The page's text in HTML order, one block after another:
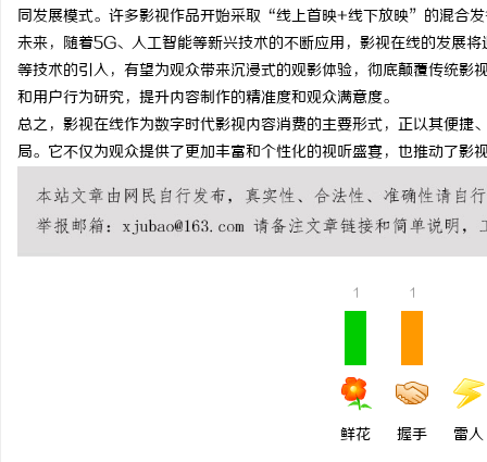
同发展模式。许多影视作品开始采取“线上首映+线下放映”的混合
未来，随着5G、人工智能等新兴技术的不断应用，影视在线的发展
等技术的引入，有望为观众带来沉浸式的观影体验，彻底颠覆传统
和用户行为研究，提升内容制作的精准度和观众满意度。
总之，影视在线作为数字时代影视内容消费的主要形式，正以其便
局。它不仅为观众提供了更加丰富和个性化的视听盛宴，也推动了影
1
鲜花
1
握手 雷人
武汉配眼镜 上海配眼镜